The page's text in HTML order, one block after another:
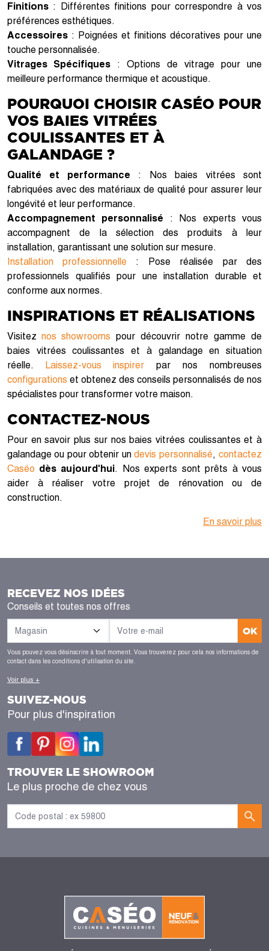
Finitions : Différentes finitions pour correspondre à vos
préférences esthétiques.
Accessoires : Poignées et finitions décoratives pour une
touche personnalisée.
Vitrages Spécifiques : Options de vitrage pour une
meilleure performance thermique et acoustique.
POURQUOI CHOISIR CASÉO POUR
VOS BAIES VITRÉES
COULISSANTES ET À
GALANDAGE ?
Qualité et performance : Nos baies vitrées sont
fabriquées avec des matériaux de qualité pour assurer leur
longévité et leur performance.
Accompagnement personnalisé : Nos experts vous
accompagnent de la sélection des produits à leur
installation, garantissant une solution sur mesure.
Installation professionnelle : Pose réalisée par des
professionnels qualifiés pour une installation durable et
conforme aux normes.
INSPIRATIONS ET RÉALISATIONS
Visitez nos showrooms pour découvrir notre gamme de
baies vitrées coulissantes et à galandage en situation
réelle. Laissez-vous inspirer par nos nombreuses
configurations et obtenez des conseils personnalisés de nos
spécialistes pour transformer votre maison.
CONTACTEZ-NOUS
Pour en savoir plus sur nos baies vitrées coulissantes et à
galandage ou pour obtenir un devis personnalisé, contactez
Caséo dès aujourd'hui. Nos experts sont prêts à vous
aider à réaliser votre projet de rénovation ou de
construction.
En savoir plus
RECEVEZ NOS IDÉES
Conseils et toutes nos offres
OK
Vous pouvez vous désinscrire à tout moment. Vous trouverez pour cela nos informations de
contact dans les conditions d'utilisation du site.
Voir plus +
SUIVEZ-NOUS
Pour plus d'inspiration
TROUVER LE SHOWROOM
Le plus proche de chez vous